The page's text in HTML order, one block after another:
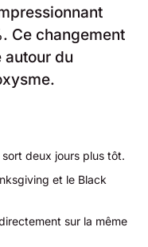
Ce changement
autour du
sort deux jours plus tôt.
et le Black
sur la même